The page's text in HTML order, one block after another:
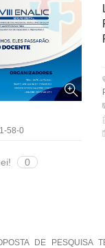
58-0
0
DE PESQUISA